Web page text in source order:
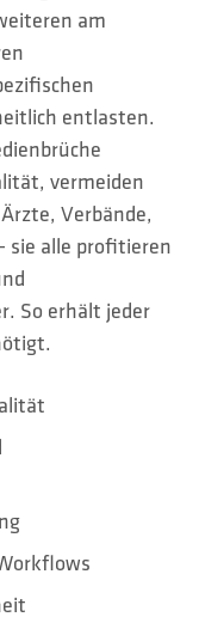
am
entlasten.
vermeiden
Verbände,
sie alle profitieren
So erhält jeder